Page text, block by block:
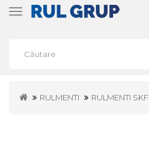
Toggle
RULMENTI RULMENTI SKF